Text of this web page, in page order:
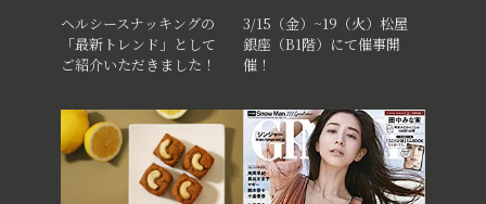
ヘルシースナッキングの
「最新トレンド」として
ご紹介いただきました！
3/15（金）~19（火）松屋
銀座（B1階）にて催事開
催！